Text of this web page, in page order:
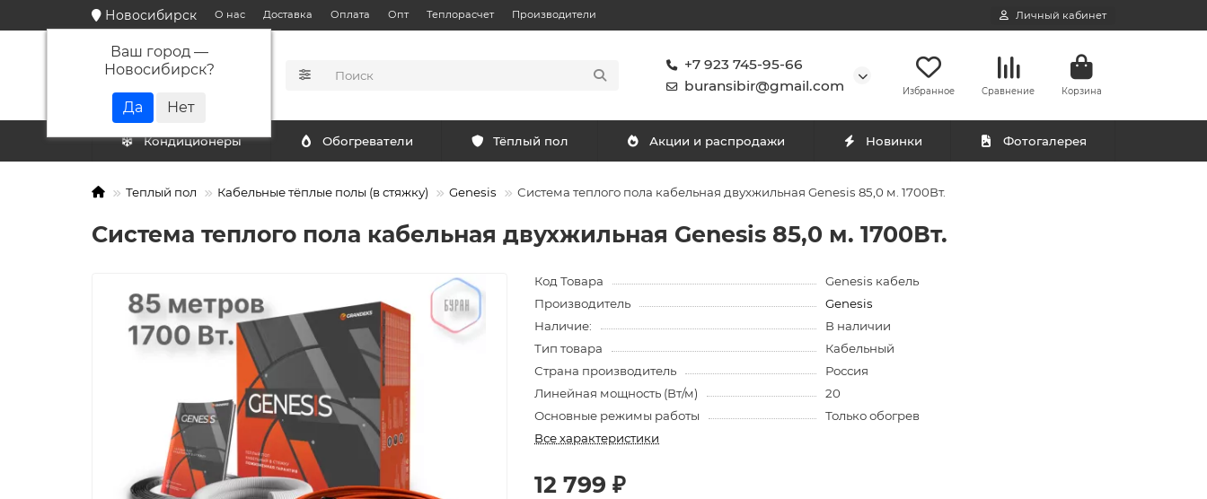
Новосибирск
Ваш город —
Новосибирск?
О нас Доставка Оплата Опт Теплорасчет Производители Личный кабинет
КАТАЛОГ
+7 923 745-95-66
buransibir@gmail.com
Избранное Сравнение Корзина
Кондиционеры Обогреватели Тёплый пол Акции и распродажи Новинки Фотогалерея
Теплый пол Кабельные тёплые полы (в стяжку) Genesis Система теплого пола кабельная двухжильная Genesis 85,0 м. 1700Вт.
Система теплого пола кабельная двухжильная Genesis 85,0 м. 1700Вт.
Код Товара
Genesis кабель
Производитель
Genesis
Наличие:
В наличии
Тип товара
Кабельный
Страна производитель
Россия
Линейная мощность (Вт/м)
20
Основные режимы работы
Только обогрев
Все характеристики
12 799 ₽